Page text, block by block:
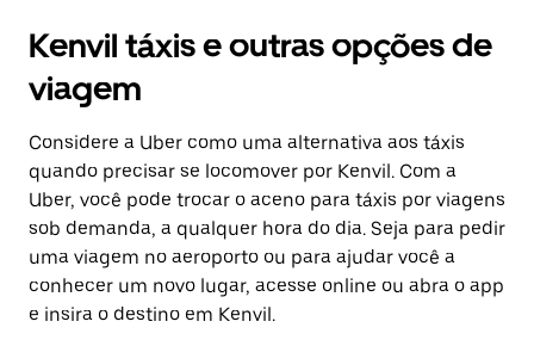
Kenvil táxis e outras opções de
viagem
Considere a Uber como uma alternativa aos táxis
quando precisar se locomover por Kenvil. Com a
Uber, você pode trocar o aceno para táxis por viagens
sob demanda, a qualquer hora do dia. Seja para pedir
uma viagem no aeroporto ou para ajudar você a
conhecer um novo lugar, acesse online ou abra o app
e insira o destino em Kenvil.